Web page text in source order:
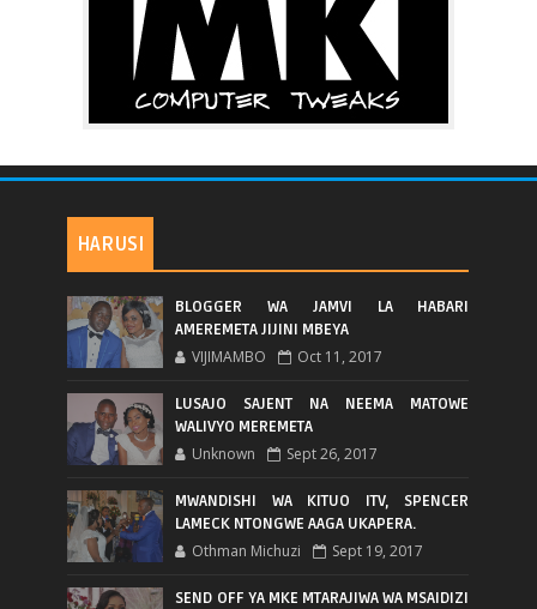
HARUSI
BLOGGER WA JAMVI LA HABARI
AMEREMETA JIJINI MBEYA
VIJIMAMBO Oct 11, 2017
LUSAJO SAJENT NA NEEMA MATOWE
WALIVYO MEREMETA
Unknown Sept 26, 2017
MWANDISHI WA KITUO ITV, SPENCER
LAMECK NTONGWE AAGA UKAPERA.
Othman Michuzi Sept 19, 2017
SEND OFF YA MKE MTARAJIWA WA MSAIDIZI